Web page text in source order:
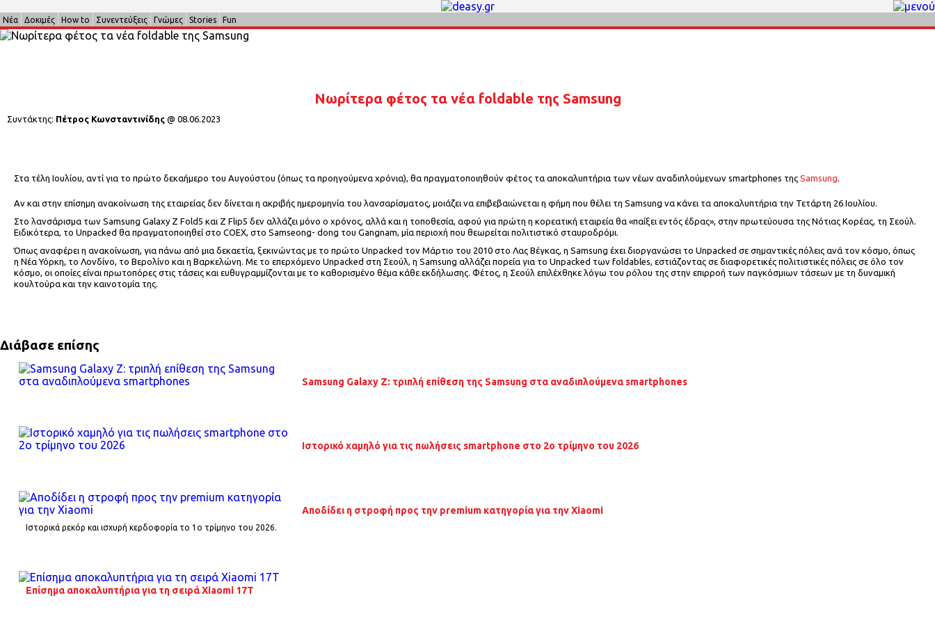
Νέα Δοκιμές How to Συνεντεύξεις Γνώμες Stories Fun
Νωρίτερα φέτος τα νέα foldable της Samsung
Συντάκτης: Πέτρος Κωνσταντινίδης @ 08.06.2023
Στα τέλη Ιουλίου, αντί για το πρώτο δεκαήμερο του Αυγούστου (όπως τα προηγούμενα χρόνια), θα πραγματοποιηθούν φέτος τα αποκαλυπτήρια των νέων αναδιπλούμενων smartphones της Samsung.
Αν και στην επίσημη ανακοίνωση της εταιρείας δεν δίνεται η ακριβής ημερομηνία του λανσαρίσματος, μοιάζει να επιβεβαιώνεται η φήμη που θέλει τη Samsung να κάνει τα αποκαλυπτήρια την Τετάρτη 26 Ιουλίου.
Στο λανσάρισμα των Samsung Galaxy Z Fold5 και Z Flip5 δεν αλλάζει μόνο ο χρόνος, αλλά και η τοποθεσία, αφού για πρώτη η κορεατική εταιρεία θα «παίξει εντός έδρας», στην πρωτεύουσα της Νότιας Κορέας, τη Σεούλ.
Ειδικότερα, τo Unpacked θα πραγματοποιηθεί στο COEX, στο Samseong- dong του Gangnam, μία περιοχή που θεωρείται πολιτιστικό σταυροδρόμι.
Όπως αναφέρει η ανακοίνωση, για πάνω από μια δεκαετία, ξεκινώντας με το πρώτο Unpacked τον Μάρτιο του 2010 στο Λας Βέγκας, η Samsung έχει διοργανώσει το Unpacked σε σημαντικές πόλεις ανά τον κόσμο, όπως
η Νέα Υόρκη, το Λονδίνο, το Βερολίνο και η Βαρκελώνη. Με το επερχόμενο Unpacked στη Σεούλ, η Samsung αλλάζει πορεία για το Unpacked των foldables, εστιάζοντας σε διαφορετικές πολιτιστικές πόλεις σε όλο τον
κόσμο, οι οποίες είναι πρωτοπόρες στις τάσεις και ευθυγραμμίζονται με το καθορισμένο θέμα κάθε εκδήλωσης. Φέτος, η Σεούλ επιλέχθηκε λόγω του ρόλου της στην επιρροή των παγκόσμιων τάσεων με τη δυναμική
κουλτούρα και την καινοτομία της.
Διάβασε επίσης
Samsung Galaxy Z: τριπλή επίθεση της Samsung στα αναδιπλούμενα smartphones
Ιστορικό χαμηλό για τις πωλήσεις smartphone στο 2ο τρίμηνο του 2026
Αποδίδει η στροφή προς την premium κατηγορία για την Xiaomi
Ιστορικά ρεκόρ και ισχυρή κερδοφορία το 1o τρίμηνο του 2026.
Επίσημα αποκαλυπτήρια για τη σειρά Xiaomi 17T